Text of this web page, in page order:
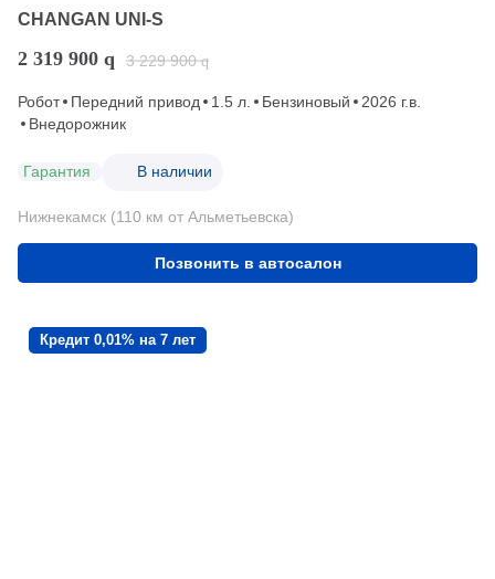
CHANGAN UNI-S
2 319 900 q 3 229 900 q
Робот Передний привод 1.5 л. Бензиновый
2026 г.в.
Внедорожник
Гарантия В наличии
Нижнекамск (110 км от Альметьевска)
Позвонить в автосалон
Кредит 0,01% на 7 лет